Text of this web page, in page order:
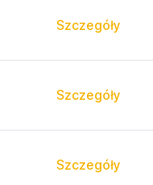
Szczegóły
Szczegóły
Szczegóły